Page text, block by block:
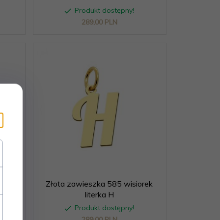
Produkt dostępny!
289, 00 PLN
Złota zawieszka 585 wisiorek
literka H
Produkt dostępny!